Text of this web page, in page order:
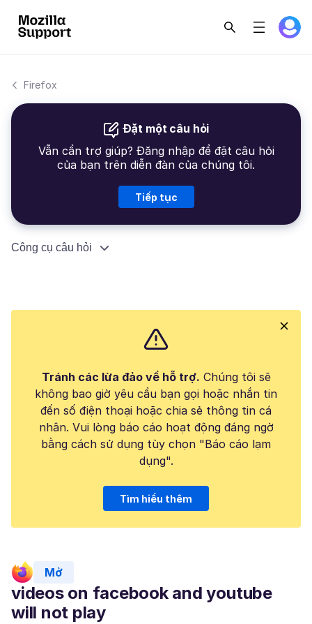
Firefox
Đặt một câu hỏi
Vẫn cần trợ giúp? Đăng nhập để đặt câu hỏi
của bạn trên diễn đàn của chúng tôi.
Tiếp tục
Công cụ câu hỏi
Tránh các lừa đảo về hỗ trợ. Chúng tôi sẽ
không bao giờ yêu cầu bạn gọi hoặc nhắn tin
đến số điện thoại hoặc chia sẻ thông tin cá
nhân. Vui lòng báo cáo hoạt động đáng ngờ
bằng cách sử dụng tùy chọn "Báo cáo lạm
dụng".
Tìm hiểu thêm
Mở
videos on facebook and youtube
will not play